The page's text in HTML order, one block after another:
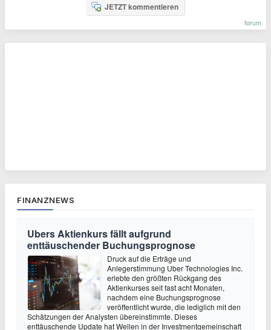
JETZT kommentieren
forum
FINANZNEWS
Ubers Aktienkurs fällt aufgrund
enttäuschender Buchungsprognose
Druck auf die Erträge und
Anlegerstimmung Uber Technologies Inc.
erlebte den größten Rückgang des
Aktienkurses seit fast acht Monaten,
nachdem eine Buchungsprognose
veröffentlicht wurde, die lediglich mit den
Schätzungen der Analysten übereinstimmte. Dieses
enttäuschende Update hat Wellen in der Investmentgemeinschaft